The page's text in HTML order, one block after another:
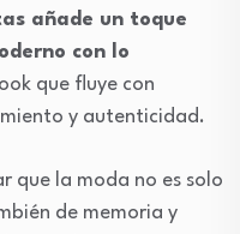
añade un toque
con lo
que fluye con
y autenticidad.
que la moda no es solo
de memoria y